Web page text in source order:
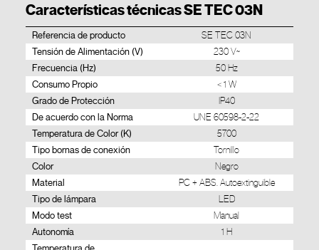
Características técnicas SE TEC 03N
Referencia de producto SE TEC 03N
Tensión de Alimentación (V) 230 V~
Frecuencia (Hz) 50 Hz
Consumo Propio < 1 W
Grado de Protección IP40
De acuerdo con la Norma UNE 60598-2-22
Temperatura de Color (K) 5700
Tipo bornas de conexión Tornillo
Color Negro
Material PC + ABS. Autoextinguible
Tipo de lámpara LED
Modo test Manual
Autonomía 1 H